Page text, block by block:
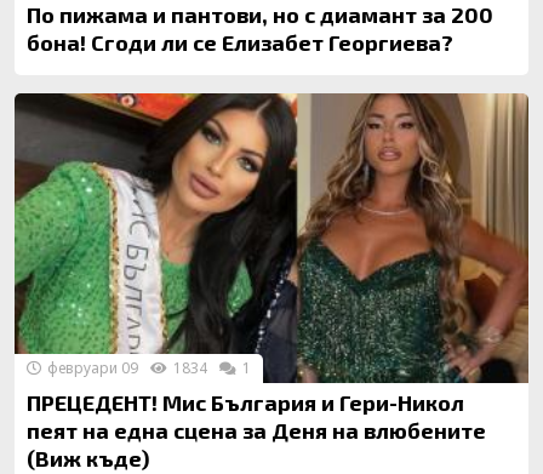
По пижама и пантови, но с диамант за 200
бона! Сгоди ли се Елизабет Георгиева?
ПРЕЦЕДЕНТ! Мис България и Гери-Никол
пеят на една сцена за Деня на влюбените
(Виж къде)
февруари 09 1834 1